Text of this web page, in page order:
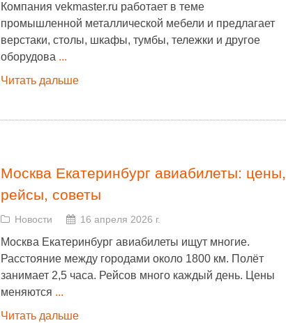
Компания vekmaster.ru работает в теме
промышленной металлической мебели и предлагает
верстаки, столы, шкафы, тумбы, тележки и другое
оборудова ...
Читать дальше
Москва Екатеринбург авиабилеты: цены,
рейсы, советы
Новости 16 апреля 2026 г.
Москва Екатеринбург авиабилеты ищут многие.
Расстояние между городами около 1800 км. Полёт
занимает 2,5 часа. Рейсов много каждый день. Цены
меняются ...
Читать дальше